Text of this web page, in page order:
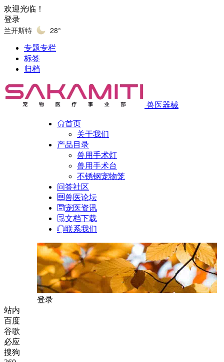
欢迎光临！
登录
兰开斯特 28°
专题专栏
标签
归档
兽医器械
首页
关于我们
产品目录
兽用手术灯
兽用手术台
不锈钢宠物笼
问答社区
兽医论坛
宠医资讯
文档下载
联系我们
登录
站内
百度
谷歌
必应
搜狗